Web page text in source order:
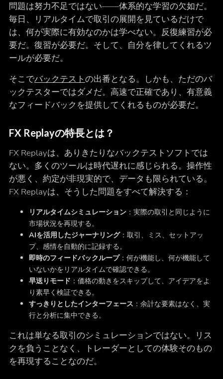
問題は努力不足ではない――体系的な学習の欠如だ。
毎日、リアルタイムで取引の展開を見ているだけで
は、何が実際に有効なのかは学べない。反復練習が必
要だ。復習が必要だ。そして、自分を律してくれるツ
ールが必要だ。
そこでバックテストの出番となる。しかも、ただのバ
ックテスターではダメだ。高速で正確であり、有意義
なフィードバックを提供してくれるものが必要だ。
FX Replayの特長とは？
FX Replayは、ありきたりなバックテストソフトでは
ない。多くのツールは時代遅れに感じられる。操作性
が悪く、約定が非現実的で、データも限られている。
FX Replayは、そうした問題をすべて解決する：
リアルタイムシミュレーション：実際の取引と同じように
市場状況を再現する。
AIを活用したジャーナリング：取引、ミス、セットアッ
プ、感情を自動的に記録する。
即時のフィードバックループ：何が機能し、何が機能して
いないかをリアルタイムで確認できる。
早送りモード ：価格の動きをスキップして、アイデアをよ
り素早く検証できる。
すっきりとしたインターフェース ：余計な要素はなく、実
行と分析に集中できる。
これは単なる取引のシミュレーションではない。リス
クを負うことなく、トレーダーとしての体験そのもの
を再現することなのだ。